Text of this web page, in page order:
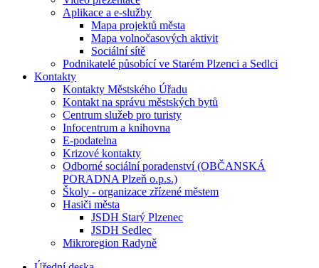
Aplikace a e-služby
Mapa projektů města
Mapa volnočasových aktivit
Sociální sítě
Podnikatelé působící ve Starém Plzenci a Sedlci
Kontakty
Kontakty Městského Úřadu
Kontakt na správu městských bytů
Centrum služeb pro turisty
Infocentrum a knihovna
E-podatelna
Krizové kontakty
Odborné sociální poradenství (OBČANSKÁ
PORADNA Plzeň o.p.s.)
Školy - organizace zřízené městem
Hasiči města
JSDH Starý Plzenec
JSDH Sedlec
Mikroregion Radyně